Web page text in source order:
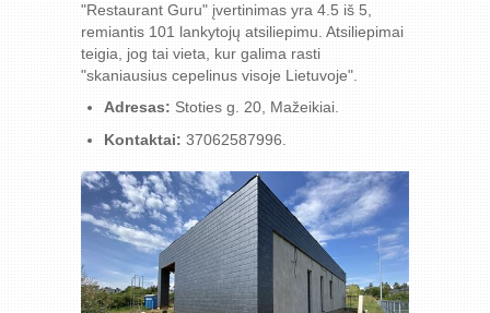
"Restaurant Guru" įvertinimas yra 4.5 iš 5,
remiantis 101 lankytojų atsiliepimu. Atsiliepimai
teigia, jog tai vieta, kur galima rasti
"skaniausius cepelinus visoje Lietuvoje".
Adresas: Stoties g. 20, Mažeikiai.
Kontaktai: 37062587996.